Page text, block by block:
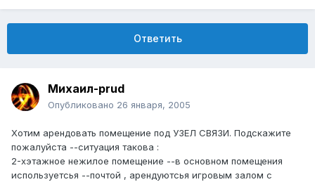
Ответить
Михаил-prud
Опубликовано 26 января, 2005
Хотим арендовать помещение под УЗЕЛ СВЯЗИ. Подскажите
пожалуйста --ситуация такова :
2-хэтажное нежилое помещение --в основном помещения
используетсья --почтой , арендуютсья игровым залом с